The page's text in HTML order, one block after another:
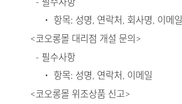
- 필수사항
・ 항목: 성명, 연락처, 회사명, 이메일
<코오롱몰 대리점 개설 문의>
- 필수사항
・ 항목: 성명, 연락처, 이메일
<코오롱몰 위조상품 신고>